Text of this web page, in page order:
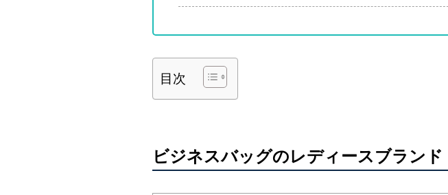
目次
ビジネスバッグのレディースブランド